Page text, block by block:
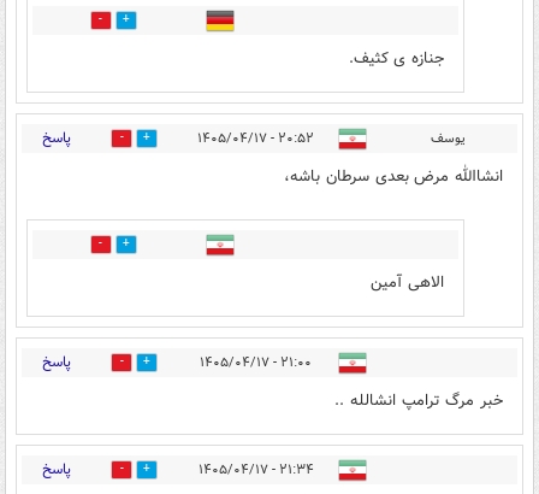
0
جنازه ی کثیف.
یوسف ۲۰:۵۲ - ۱۴۰۵/۰۴/۱۷ 20 پاسخ
انشاالله مرض بعدی سرطان باشه،
7
الاهی آمین
۲۱:۰۰ - ۱۴۰۵/۰۴/۱۷ 21 پاسخ
خبر مرگ ترامپ انشالله ..
۲۱:۳۴ - ۱۴۰۵/۰۴/۱۷ 0 پاسخ